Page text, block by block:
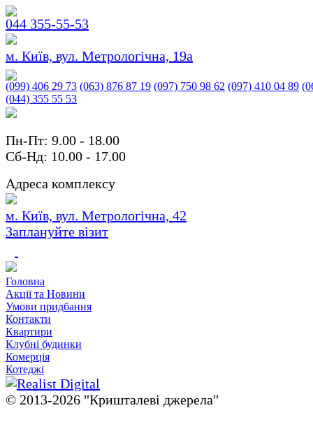
044 355-55-53
м. Київ, вул. Метрологічна, 19а
(099) 406 29 73 (063) 876 87 19 (097) 750 98 62 (097) 410 04 89
(044) 355 55 53
Пн-Пт: 9.00 - 18.00
Сб-Нд: 10.00 - 17.00
Адреса комплексу
м. Київ, вул. Метрологічна, 42
Заплануйте візит
Головна
Акції та Новини
Умови придбання
Контакти
Квартири
Клубні будинки
Комерція
Котеджі
© 2013-2026 "Кришталевi джерела"